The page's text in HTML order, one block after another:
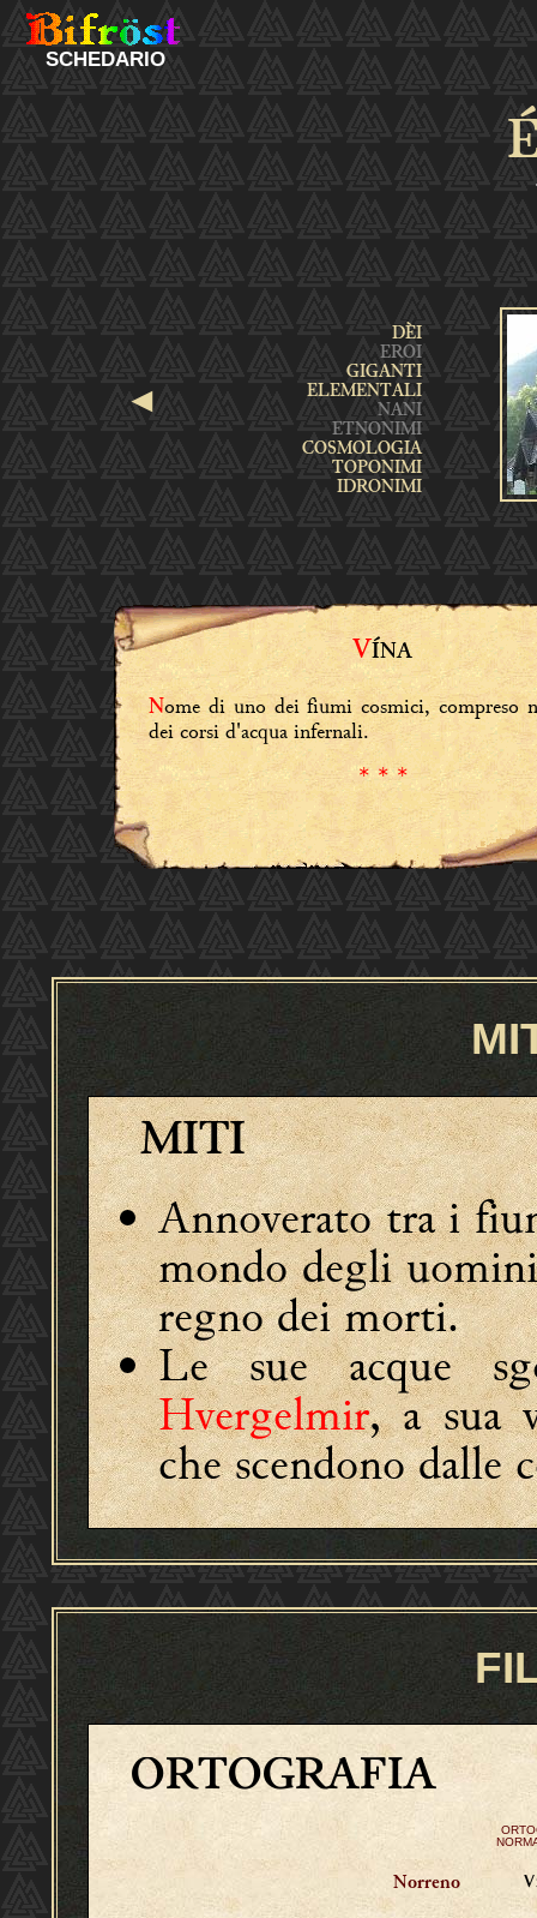
SCHEDARIO
◄
VÍNA
Nome di uno dei fiumi cosmici, compreso
dei corsi d'acqua infernali.
* * *
MITI
Annoverato tra i
mondo degli
regno dei morti.
Le sue acque
Hvergelmir, a sua
che scendono dalle
ORTOGRAFIA
Norreno